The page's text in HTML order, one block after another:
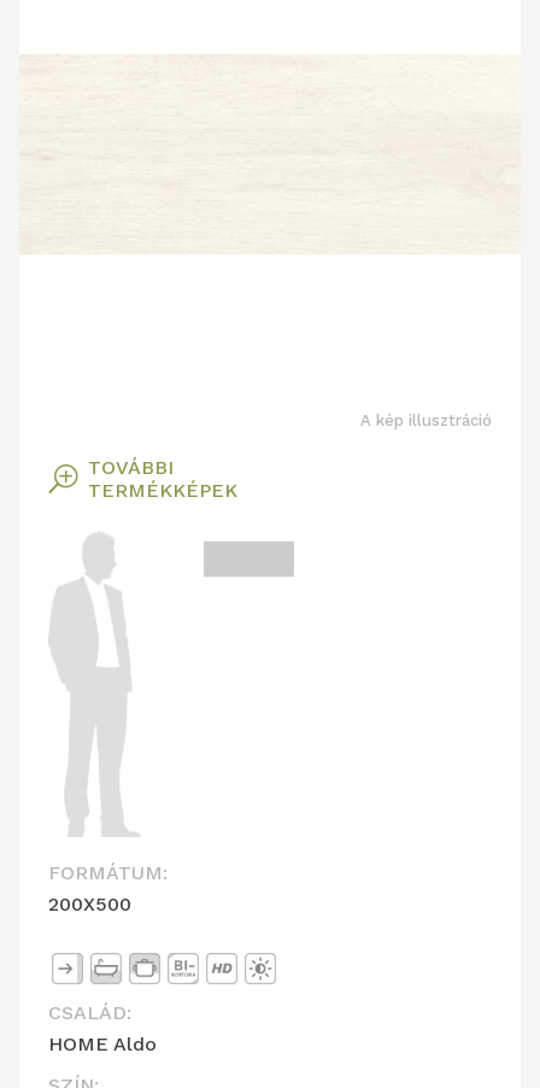
A kép illusztráció
T TOVÁBBI
TERMÉKKÉPEK
FORMÁTUM:
200X500
CSALÁD:
HOME Aldo